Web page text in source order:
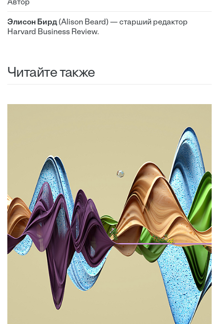
Автор
Элисон Бирд(Alison Beard) — старший редактор
Harvard Business Review.
Читайте также